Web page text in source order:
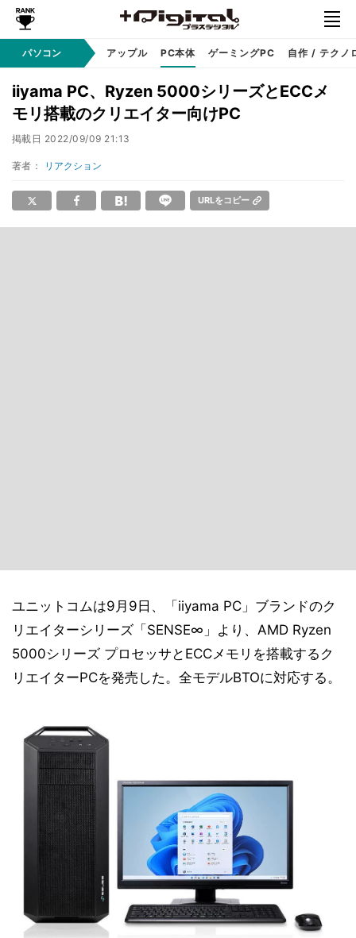
パソコンWindows アップル PC本体 ゲーミングPC 自作 / テクノ
iiyama PC、Ryzen 5000シリーズとECCメ
モリ搭載のクリエイター向けPC
掲載日 2022/09/09 21:13
著者： リアクション
URLをコピー
ユニットコムは9月9日、「iiyama PC」ブランドのク
リエイターシリーズ「SENSE∞」より、AMD Ryzen
5000シリーズ プロセッサとECCメモリを搭載するク
リエイターPCを発売した。全モデルBTOに対応する。